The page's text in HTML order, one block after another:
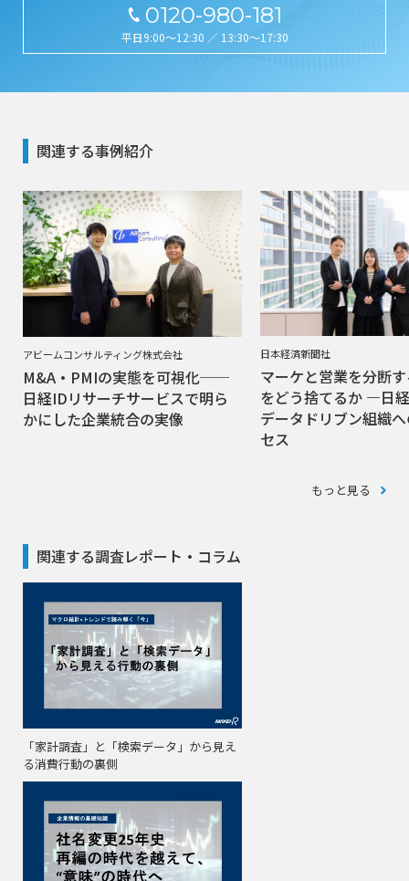
0120-980-181
平日9:00～12:30 ／ 13:30～17:30
関連する事例紹介
アビームコンサルティング株式会社
M&A・PMIの実態を可視化──
日経IDリサーチサービスで明ら
かにした企業統合の実像
日本経済新聞社
マーケと営業を分断
をどう捨てるか ―日
データドリブン組織
セス
もっと見る
関連する調査レポート・コラム
「家計調査」と「検索データ」から見え
る消費行動の裏側